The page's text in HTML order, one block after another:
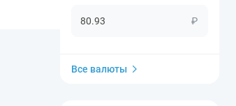
₽
Все валюты